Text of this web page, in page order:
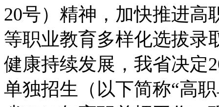
20号）精神，加快推进高
等职业教育多样化选拔录
健康持续发展，我省决定
单独招生（以下简称“高